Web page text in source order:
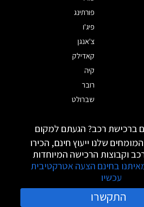
פורתינג
פיג'ו
צ'אנגן
קאדילק
קיה
רובר
שברולט
ברכישת רכב? הגעתם למקום
שלנו ייעוץ חינם, הכירו
וקבוצות הרכישה המיוחדות
בחינם הצעה אטרקטיבית
עכשיו
התקשרו